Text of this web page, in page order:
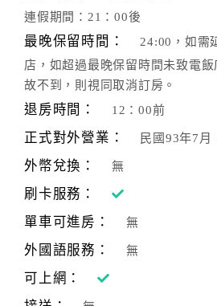
商
品
宣
傳
連假期間：21：00後
最晚保留時間：
24:00，如需
店，如超過最晚保留時間未致電
故不到，則視同取消訂房。
退房時間： 12：00前
正式對外營業： 民國93年7月
外幣兌換： 無
刷卡服務：
單車可進房：
無
外國語服務： 無
可上網：